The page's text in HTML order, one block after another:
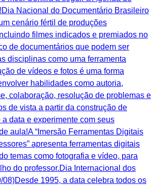
Nacional do Documentário Brasileiro
cenário fértil de produções
filmes indicados e premiados no
de documentários que podem ser
disciplinas como uma ferramenta
de vídeos e fotos é uma forma
habilidades como autoria,
colaboração, resolução de problemas e
de vista a partir da construção de
data e experimente com seus
aula!A “Imersão Ferramentas Digitais
apresenta ferramentas digitais
temas como fotografia e vídeo, para
do professor.Dia Internacional dos
08)Desde 1995, a data celebra todos os